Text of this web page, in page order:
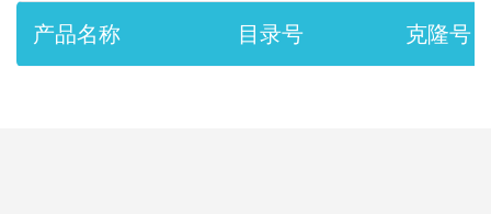
产品名称 目录号 克隆号